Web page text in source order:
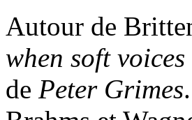
Autour de
when soft
de Peter Grimes